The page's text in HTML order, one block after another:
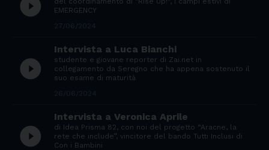
play_circle_filled
EMERGENCY
play_circle_filled
Intervista a Luca Bianchi
studente e giovane reporter di Zai.net in
collegamento da Seregno che ha appena sostenuto il
suo esame di maturità
play_circle_filled
Intervista a Veronica Aprile
di Idea Prisma 82, con noi del progetto “Aracne, la
rete che include”, vincitore del bando Tutti Inclusi di
Con i Bambini